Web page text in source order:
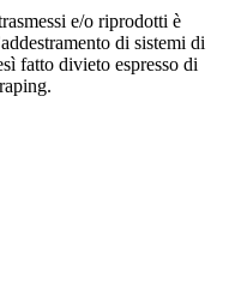
e/o riprodotti è
di sistemi di
fatto divieto espresso di